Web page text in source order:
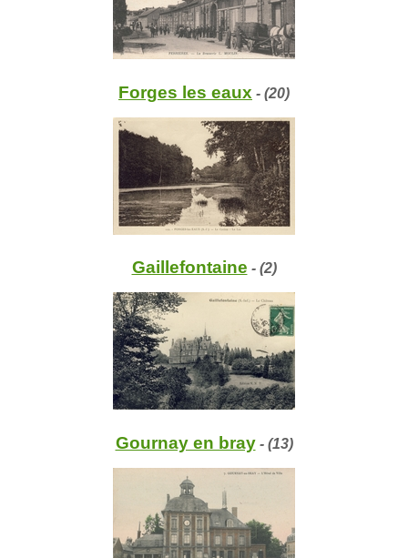
Forges les eaux - (20)
Gaillefontaine - (2)
Gournay en bray- (13)